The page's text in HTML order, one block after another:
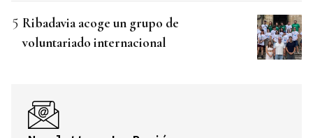
Ribadavia acoge un grupo de
voluntariado internacional